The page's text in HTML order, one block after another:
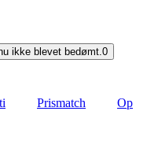
ikke blevet bedømt.0
Prismatch
Op